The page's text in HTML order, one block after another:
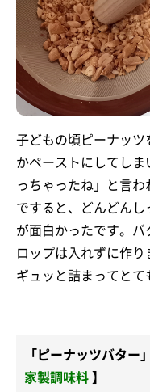
子どもの頃ピーナッツ
かペーストにしてし
っちゃったね」と言
ですると、どんどん
が面白かったです。
ロップは入れずに作
ギュッと詰まってと
「ピーナッツバター
家製調味料 】